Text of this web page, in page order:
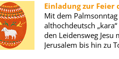
Einladung zur Feier
Mit dem
althochdeutsch
den Leidensweg
Jerusalem bis hin zu